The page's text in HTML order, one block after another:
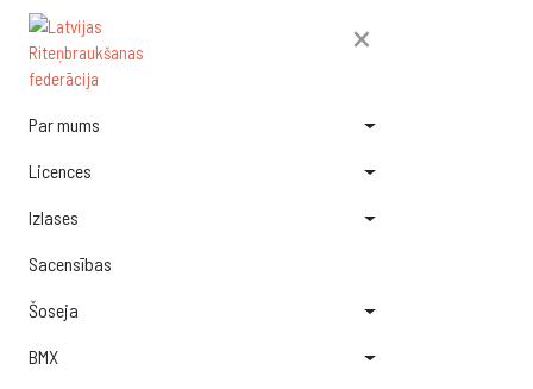
×
Par mums
Licences
Izlases
Sacensības
Šoseja
BMX